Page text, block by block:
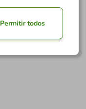
Permitir todos